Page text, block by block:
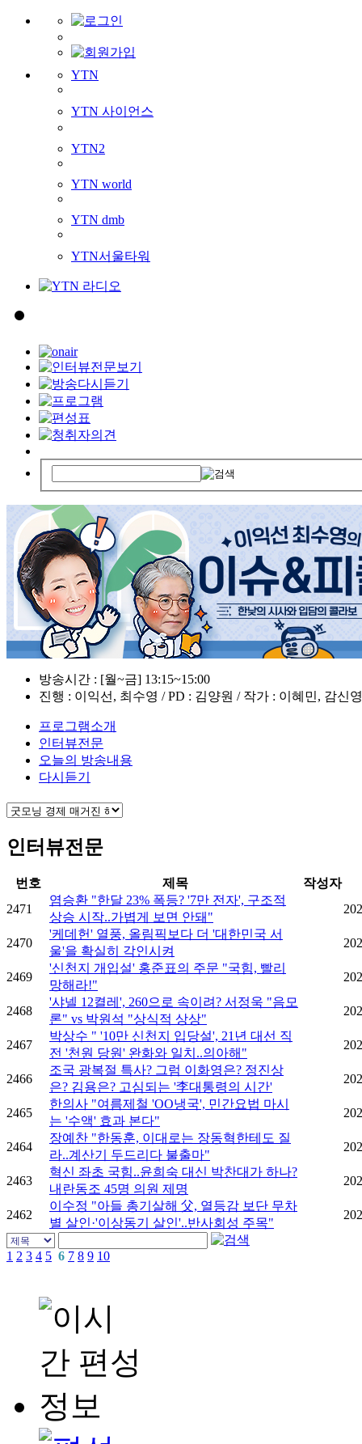
YTN
YTN 사이언스
YTN2
YTN world
YTN dmb
YTN서울타워
방송시간 : [월~금] 13:15~15:00
진행 : 이익선, 최수영 / PD : 김양원 / 작가 : 이혜민, 감신영
프로그램소개
인터뷰전문
오늘의 방송내용
다시듣기
인터뷰전문
번호 제목
작성자
2471
염승환 "한달 23% 폭등? '7만 전자', 구조적
상승 시작..가볍게 보면 안돼"
2470
'케데헌' 열풍, 올림픽보다 더 '대한민국 서
울'을 확실히 각인시켜
2469
'신천지 개입설' 홍준표의 주문 "국힘, 빨리
망해라!"
2468
'샤넬 12켤레', 260으로 속이려? 서정욱 "음모
론" vs 박원석 "상식적 상상"
2467
박상수 " '10만 신천지 입당설', 21년 대선 직
전 '천원 당원' 완화와 일치..의아해"
2466
조국 광복절 특사? 그럼 이화영은? 정진상
은? 김용은? 고심되는 '李대통령의 시간'
2465
한의사 "여름제철 'OO냉국', 민간요법 마시
는 '수액' 효과 본다"
2464
장예찬 "한동훈, 이대로는 장동혁한테도 질
라..계산기 두드리다 불출마"
2463
혁신 좌초 국힘..윤희숙 대신 박찬대가 하나?
내란동조 45명 의원 제명
2462
이수정 "아들 총기살해 父, 열등감 보단 무차
별 살인·'이상동기 살인'..반사회성 주목"
1 2 3 4 5 6 7 8 9 10